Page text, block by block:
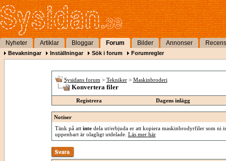
Nyheter Artiklar Bloggar Forum Bilder Annonser
Bevakningar Inställningar Sök i forum Forumregler
Sysidans forum > Tekniker > Maskinbroderi
Konvertera filer
Registrera Dagens inlägg
Notiser
Tänk på att intedela ut/erbjuda er att kopiera maskinbrodyrfiler som ni
uppenbart är olagligt utdelade. Läs mer här